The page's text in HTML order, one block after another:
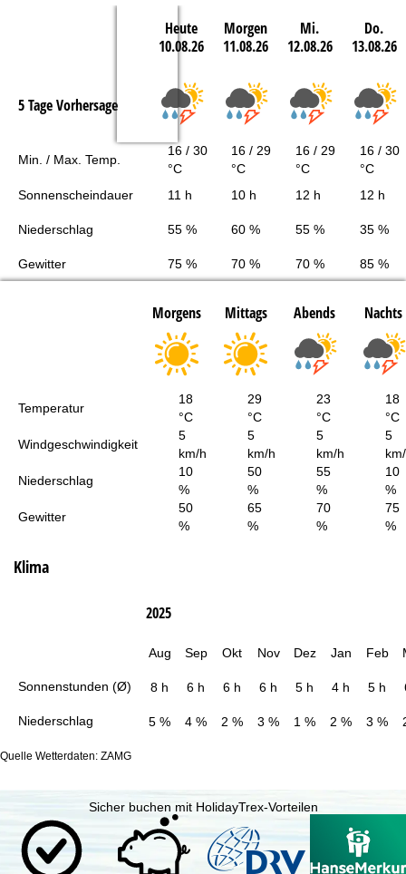
Heute
10.08.26
Morgen
11.08.26
Mi.
12.08.26
Do.
13.08.26
5 Tage Vorhersage
Min. / Max. Temp.
16 / 30
°C
16 / 29
°C
16 / 29
°C
16 / 30
°C
Sonnenscheindauer
11 h 10 h 12 h 12 h
Niederschlag 55 % 60 % 55 % 35 %
Gewitter 75 % 70 % 70 % 85 %
Morgens Mittags Abends Nachts
Temperatur
18
°C
29
°C
23
°C
18
°C
Windgeschwindigkeit
5
km/h
5
km/h
5
km/h
5
Niederschlag
10
%
50
%
55
%
10
%
Gewitter
50
%
65
%
70
%
75
%
Klima
Sonnenstunden (Ø)
Niederschlag
2025
Aug Sep Okt Nov Dez Jan Feb
8 h 6 h 6 h 6 h 5 h 4 h 5 h
5 % 4 % 2 % 3 % 1 % 2 % 3 %
Quelle Wetterdaten: ZAMG
Sicher buchen mit HolidayTrex-Vorteilen